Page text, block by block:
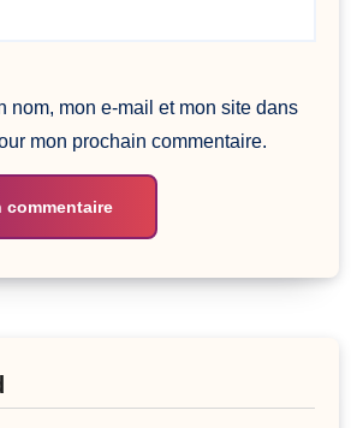
nom, mon e-mail et mon site dans
mon prochain commentaire.